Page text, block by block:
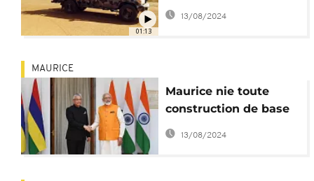
01:13
aérien contre l'Iswap
13/08/2024
MAURICE
Maurice nie toute
construction de base
militaire indienne à
Agalega
13/08/2024